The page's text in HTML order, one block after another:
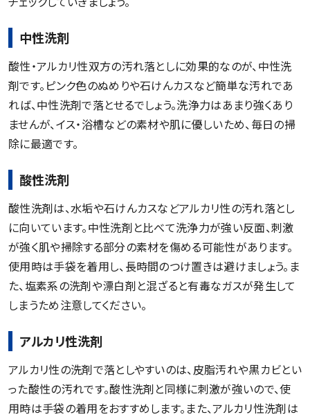
中性洗剤
酸性・アルカリ性双方の汚れ落としに効果的なのが、中性洗
剤です。ピンク色のぬめりや石けんカスなど簡単な汚れであ
れば、中性洗剤で落とせるでしょう。洗浄力はあまり強くあり
ませんが、イス・浴槽などの素材や肌に優しいため、毎日の掃
除に最適です。
酸性洗剤
酸性洗剤は、水垢や石けんカスなどアルカリ性の汚れ落とし
に向いています。中性洗剤と比べて洗浄力が強い反面、刺激
が強く肌や掃除する部分の素材を傷める可能性があります。
使用時は手袋を着用し、長時間のつけ置きは避けましょう。ま
た、塩素系の洗剤や漂白剤と混ざると有毒なガスが発生して
しまうため注意してください。
アルカリ性洗剤
アルカリ性の洗剤で落としやすいのは、皮脂汚れや黒カビとい
った酸性の汚れです。酸性洗剤と同様に刺激が強いので、使
用時は手袋の着用をおすすめします。また、アルカリ性洗剤は